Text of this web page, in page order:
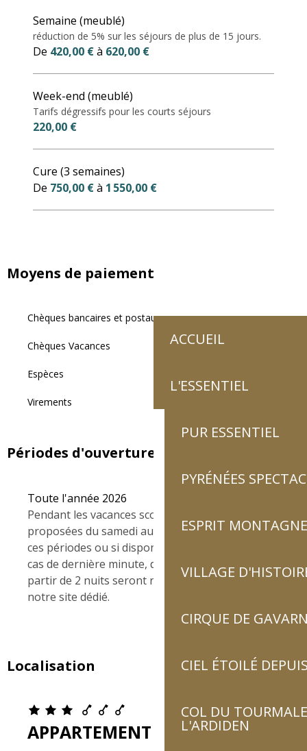
ACCUEIL
L'ESSENTIEL
PUR ESSENTIEL
PYRÉNÉES
ESPRIT MONTAGNE
VILLAGE
CIRQUE DE
CIEL ÉTOILÉ
COL DU
L'ARDIDEN
Semaine (meublé)
réduction de 5% sur les séjours de plus de 15 jours.
De 420,00 €à 620,00 €
Week-end (meublé)
Tarifs dégressifs pour les courts séjours
220,00 €
Cure (3 semaines)
De 750,00 €à 1 550,00 €
Moyens de paiement
Chèques bancaires et postaux
Chèques Vacances
Espèces
Virements
Périodes d'ouverture
Toute l'année 2026
Pendant les vacances scolaires, les locations sont
proposées du samedi au samedi, en dehors de
ces périodes ou si disponibilités du logement en
cas de dernière minute, des courts séjours à
partir de 2 nuits seront réservables,. rdv sur
notre site dédié.
Localisation
APPARTEMENT NAOU COSTE